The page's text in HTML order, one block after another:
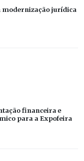
modernização jurídica
financeira e
para a Expofeira